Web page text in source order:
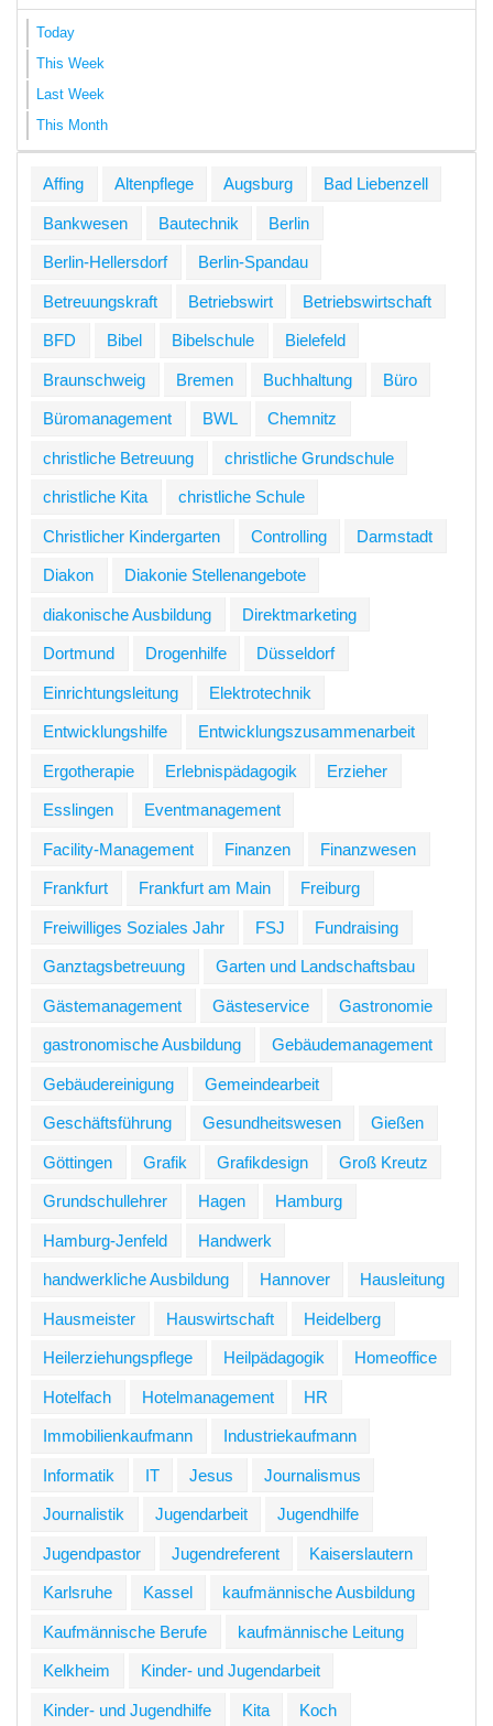
Today
This Week
Last Week
This Month
Affing Altenpflege Augsburg Bad Liebenzell
Bankwesen Bautechnik Berlin
Berlin-Hellersdorf Berlin-Spandau
Betreuungskraft Betriebswirt Betriebswirtschaft
BFD Bibel Bibelschule Bielefeld
Braunschweig Bremen Buchhaltung Büro
Büromanagement BWL Chemnitz
christliche Betreuung christliche Grundschule
christliche Kita christliche Schule
Christlicher Kindergarten Controlling Darmstadt
Diakon Diakonie Stellenangebote
diakonische Ausbildung Direktmarketing
Dortmund Drogenhilfe Düsseldorf
Einrichtungsleitung Elektrotechnik
Entwicklungshilfe Entwicklungszusammenarbeit
Ergotherapie Erlebnispädagogik Erzieher
Esslingen Eventmanagement
Facility-Management Finanzen Finanzwesen
Frankfurt Frankfurt am Main Freiburg
Freiwilliges Soziales Jahr FSJ Fundraising
Ganztagsbetreuung Garten und Landschaftsbau
Gästemanagement Gästeservice Gastronomie
gastronomische Ausbildung Gebäudemanagement
Gebäudereinigung Gemeindearbeit
Geschäftsführung Gesundheitswesen Gießen
Göttingen Grafik Grafikdesign Groß Kreutz
Grundschullehrer Hagen Hamburg
Hamburg-Jenfeld Handwerk
handwerkliche Ausbildung Hannover Hausleitung
Hausmeister Hauswirtschaft Heidelberg
Heilerziehungspflege Heilpädagogik Homeoffice
Hotelfach Hotelmanagement HR
Immobilienkaufmann Industriekaufmann
Informatik IT Jesus Journalismus
Journalistik Jugendarbeit Jugendhilfe
Jugendpastor Jugendreferent Kaiserslautern
Karlsruhe Kassel kaufmännische Ausbildung
Kaufmännische Berufe kaufmännische Leitung
Kelkheim Kinder- und Jugendarbeit
Kinder- und Jugendhilfe Kita Koch